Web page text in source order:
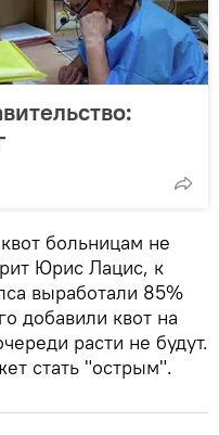
больницам не
Юрис Лацис, к
выработали 85%
добавили квот на
расти не будут.
стать "острым".